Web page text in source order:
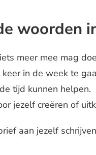
woorden
meer mee mag
in de week te
tijd kunnen helpen.
jezelf creëren of
aan jezelf